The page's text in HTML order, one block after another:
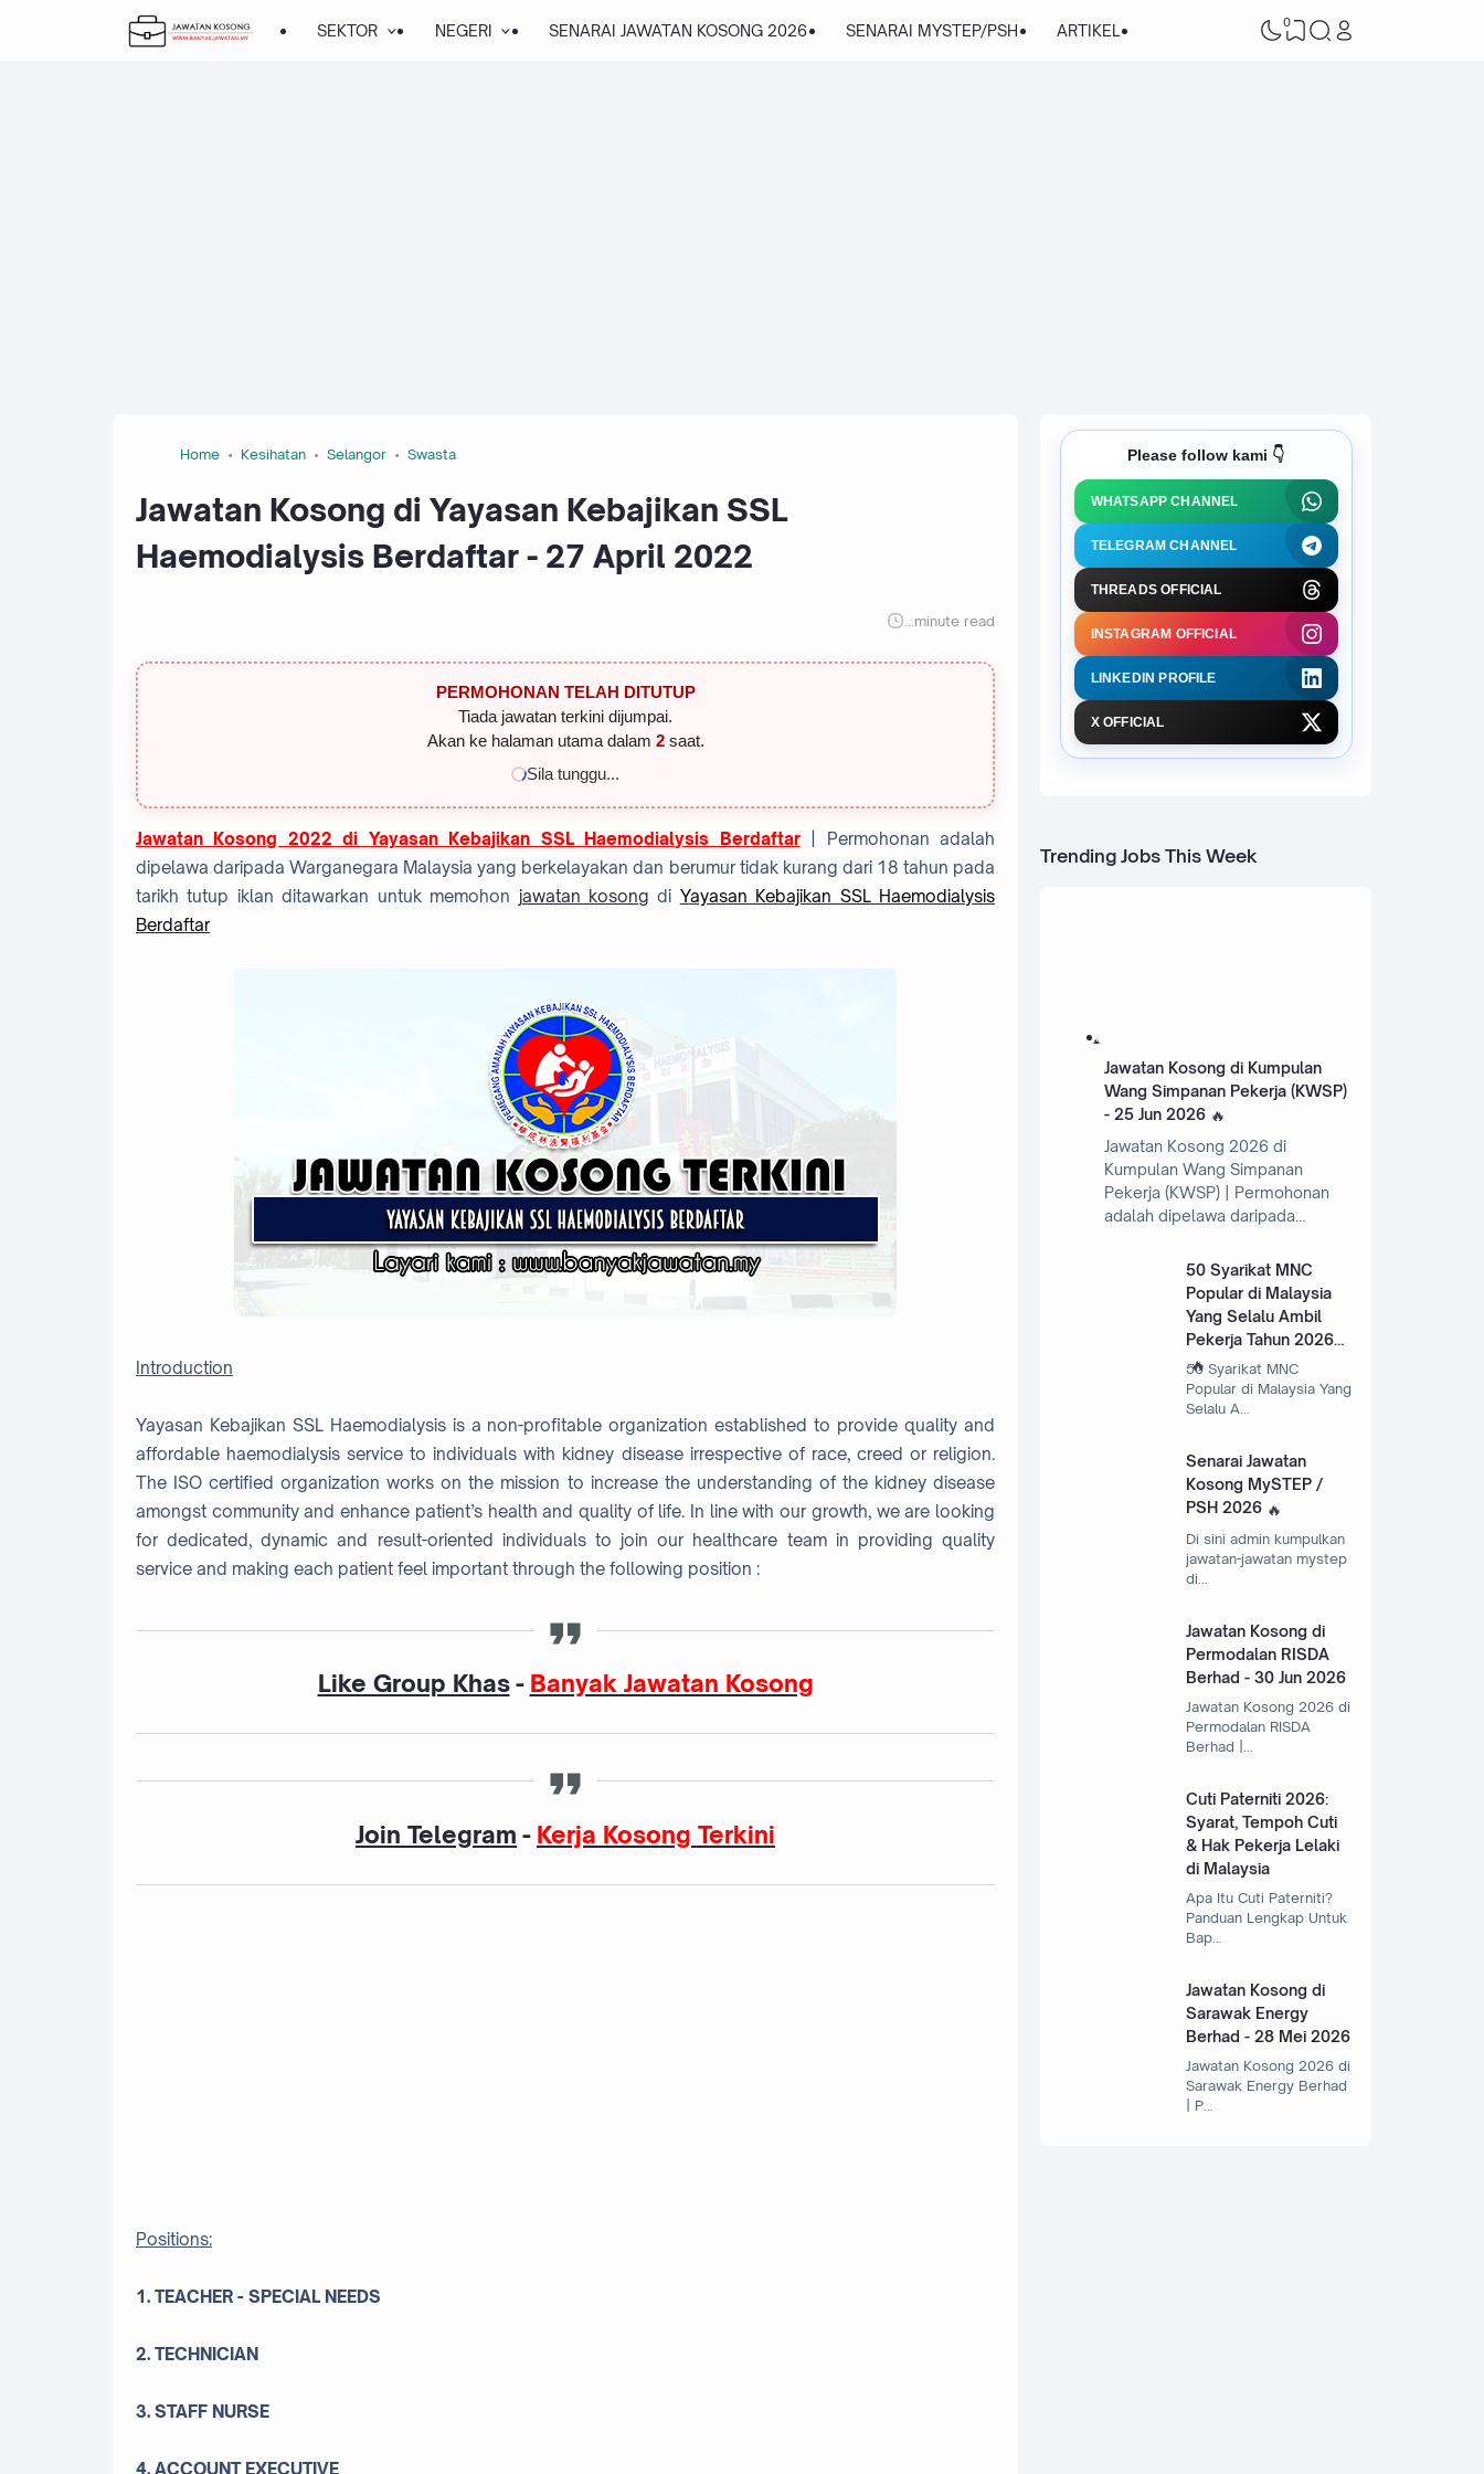
SEKTOR NEGERI SENARAI JAWATAN KOSONG 2026 SENARAI MYSTEP/PSH ARTIKEL 0
Home Kesihatan Selangor Swasta
Jawatan Kosong di Yayasan Kebajikan SSL
Haemodialysis Berdaftar - 27 April 2022
minute read
PERMOHONAN TELAH DITUTUP
Tiada jawatan terkini dijumpai.
Akan ke halaman utama dalam 2saat.
Sila tunggu...
Jawatan Kosong 2022 di Yayasan Kebajikan SSL Haemodialysis Berdaftar| Permohonan adalah
dipelawa daripada Warganegara Malaysia yang berkelayakan dan berumur tidak kurang dari 18 tahun pada
tarikh tutup iklan ditawarkan untuk memohon jawatan kosong di Yayasan Kebajikan SSL Haemodialysis
Berdaftar
Introduction
Yayasan Kebajikan SSL Haemodialysis is a non-profitable organization established to provide quality and
affordable haemodialysis service to individuals with kidney disease irrespective of race, creed or religion.
The ISO certified organization works on the mission to increase the understanding of the kidney disease
amongst community and enhance patient’s health and quality of life. In line with our growth, we are looking
for dedicated, dynamic and result-oriented individuals to join our healthcare team in providing quality
service and making each patient feel important through the following position :
Like Group Khas- Banyak Jawatan Kosong
Join Telegram - Kerja Kosong Terkini
Positions:
1. TEACHER - SPECIAL NEEDS
2. TECHNICIAN
3. STAFF NURSE
4. ACCOUNT EXECUTIVE
Please follow kami 👇
WHATSAPP CHANNEL
TELEGRAM CHANNEL
THREADS OFFICIAL
INSTAGRAM OFFICIAL
LINKEDIN PROFILE
X OFFICIAL
Trending Jobs This Week
Jawatan Kosong di Kumpulan
Wang Simpanan Pekerja (KWSP)
- 25 Jun 2026
Jawatan Kosong 2026 di
Kumpulan Wang Simpanan
Pekerja (KWSP) | Permohonan
adalah dipelawa daripada…
50 Syarikat MNC
Popular di Malaysia
Yang Selalu Ambil
Pekerja Tahun 2026
50 Syarikat MNC
Popular di Malaysia Yang
Selalu A…
Senarai Jawatan
Kosong MySTEP /
PSH 2026
Di sini admin kumpulkan
jawatan-jawatan mystep
di…
Jawatan Kosong di
Permodalan RISDA
Berhad - 30 Jun 2026
Jawatan Kosong 2026 di
Permodalan RISDA
Cuti Paterniti 2026:
Syarat, Tempoh Cuti
& Hak Pekerja Lelaki
di Malaysia
Apa Itu Cuti Paterniti?
Panduan Lengkap Untuk
Bap…
Jawatan Kosong di
Sarawak Energy
Berhad - 28 Mei 2026
Jawatan Kosong 2026 di
Sarawak Energy Berhad
| P…